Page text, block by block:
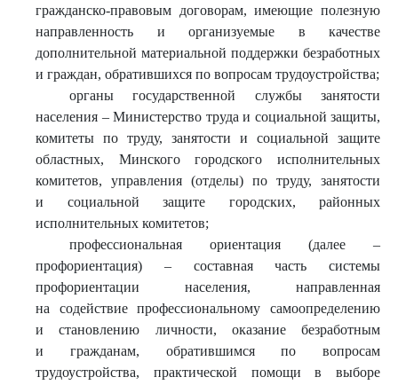
гражданско-правовым договорам, имеющие полезную
направленность и организуемые в качестве
дополнительной материальной поддержки безработных
и граждан, обратившихся по вопросам трудоустройства;
органы государственной службы занятости
населения – Министерство труда и социальной защиты,
комитеты по труду, занятости и социальной защите
областных, Минского городского исполнительных
комитетов, управления (отделы) по труду, занятости
и социальной защите городских, районных
исполнительных комитетов;
профессиональная ориентация (далее –
профориентация) – составная часть системы
профориентации населения, направленная
на содействие профессиональному самоопределению
и становлению личности, оказание безработным
и гражданам, обратившимся по вопросам
трудоустройства, практической помощи в выборе